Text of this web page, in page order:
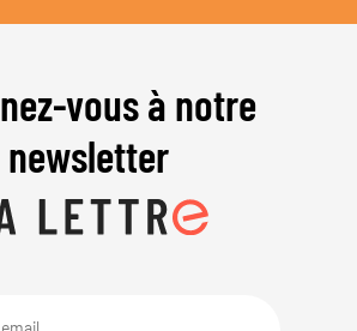
vous à notre
newsletter